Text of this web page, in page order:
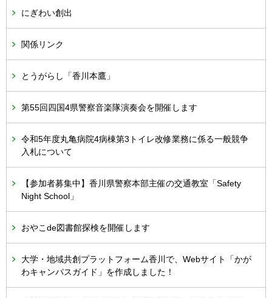
にぎわい創出
関係リンク
とうがらし「香川本鷹」
第55回四国4県警察音楽隊演奏会を開催します
令和5年度丸亀病院4病棟第3トイレ改修業務に係る一般競争
入札について
【参加者募集中】香川県警察本部主催の交通教室「Safety
Night School」
おやこde図書館探検を開催します
大学・地域共創プラットフォーム香川で、Webサイト「かが
わキャンパスガイド」を作成しました！